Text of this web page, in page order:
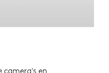
camera's en